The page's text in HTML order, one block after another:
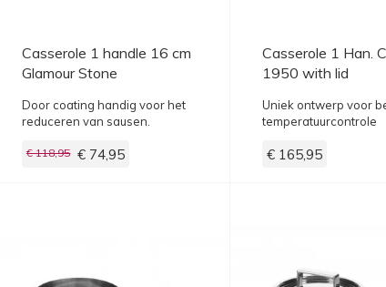
Casserole 1 handle 16 cm
Glamour Stone
Door coating handig voor het
reduceren van sausen.
€ 118,95 € 74,95
Casserole 1 Han.
1950 with lid
Uniek ontwerp voor
temperatuurcontrole
€ 165,95